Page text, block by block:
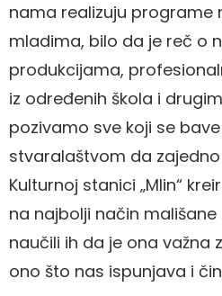
nama realizuju programe
mladima, bilo da je reč o
produkcijama,
iz određenih škola i
pozivamo sve koji se
stvaralaštvom da
Kulturnoj stanici „Mlin“
na najbolji način mališane
naučili ih da je ona važna
ono što nas ispunjava i